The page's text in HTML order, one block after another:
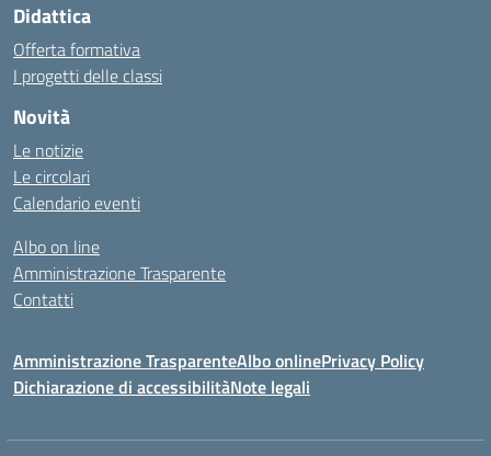
Didattica
Offerta formativa
I progetti delle classi
Novità
Le notizie
Le circolari
Calendario eventi
Albo on line
Amministrazione Trasparente
Contatti
Amministrazione TrasparenteAlbo onlinePrivacy Policy
Dichiarazione di accessibilitàNote legali